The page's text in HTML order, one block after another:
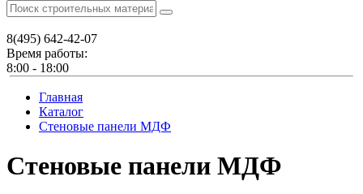
8(495) 642-42-07
Время работы:
8:00 - 18:00
Главная
Каталог
Стеновые панели МДФ
Стеновые панели МДФ